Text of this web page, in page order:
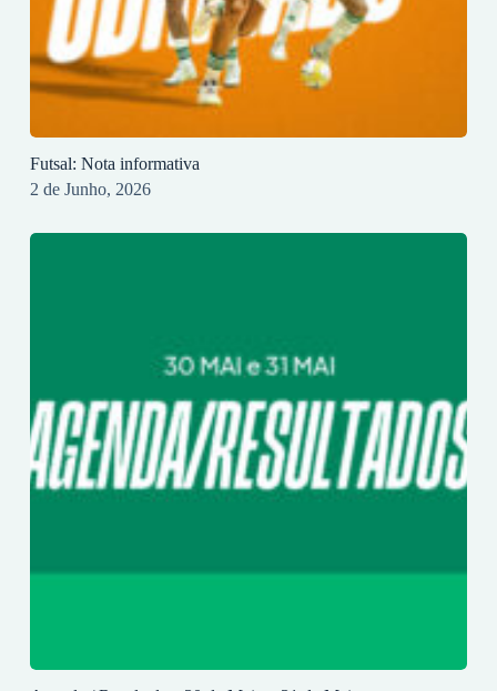
Futsal: Nota informativa
2 de Junho, 2026